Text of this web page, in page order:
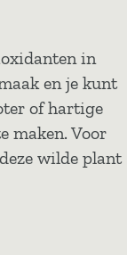
in
en je kunt
of hartige
maken. Voor
wilde plant